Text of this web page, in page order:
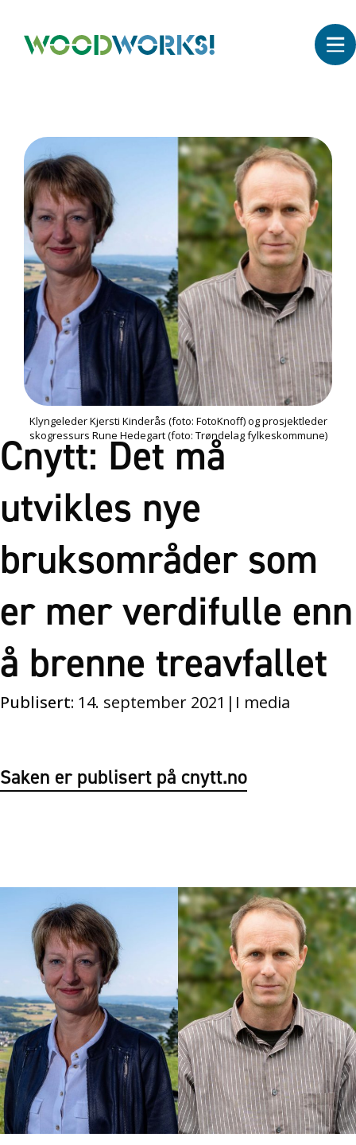
Cnytt: Det må
utvikles nye
bruksområder som
er mer verdifulle enn
å brenne treavfallet
Publisert: 14. september 2021 | I media
Klyngeleder Kjersti Kinderås (foto: FotoKnoff) og prosjektleder
skogressurs Rune Hedegart (foto: Trøndelag fylkeskommune)
Saken er publisert på cnytt.no